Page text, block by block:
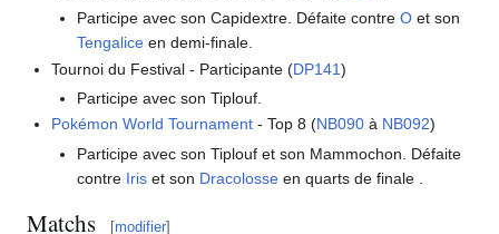
Participe avec son Capidextre. Défaite contre Oet son
Tengaliceen demi-finale.
Tournoi du Festival - Participante (DP141)
Participe avec son Tiplouf.
Pokémon World Tournament - Top 8 (NB090 à NB092)
Participe avec son Tiplouf et son Mammochon. Défaite
contre Iriset son Dracolosseen quarts de finale .
Matchs [modifier]